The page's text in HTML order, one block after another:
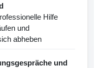
Hilfe
und
abheben
und